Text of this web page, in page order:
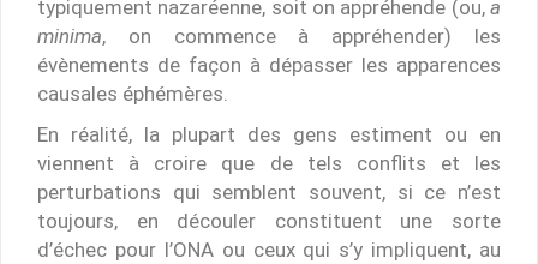
typiquement nazaréenne, soit on appréhende (ou, a
minima, on commence à appréhender) les
évènements de façon à dépasser les apparences
causales éphémères.
En réalité, la plupart des gens estiment ou en
viennent à croire que de tels conflits et les
perturbations qui semblent souvent, si ce n’est
toujours, en découler constituent une sorte
d’échec pour l’ONA ou ceux qui s’y impliquent, au